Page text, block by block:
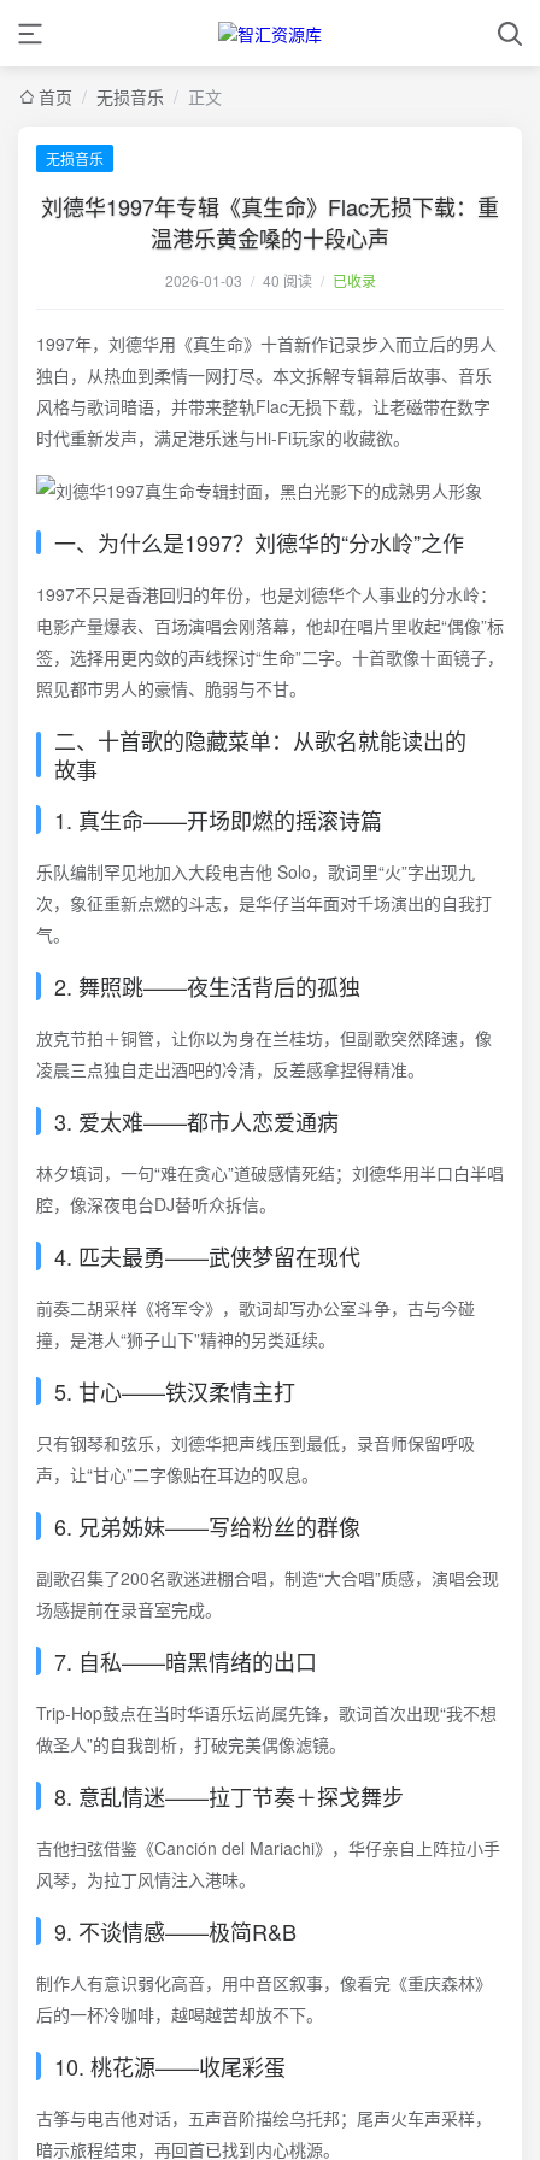
首页 / 无损音乐 / 正文
无损音乐
刘德华1997年专辑《真生命》Flac无损下载：重
温港乐黄金嗓的十段心声
2026-01-03 / 40 阅读 / 已收录
1997年，刘德华用《真生命》十首新作记录步入而立后的男人
独白，从热血到柔情一网打尽。本文拆解专辑幕后故事、音乐
风格与歌词暗语，并带来整轨Flac无损下载，让老磁带在数字
时代重新发声，满足港乐迷与Hi-Fi玩家的收藏欲。
一、为什么是1997？刘德华的“分水岭”之作
1997不只是香港回归的年份，也是刘德华个人事业的分水岭：
电影产量爆表、百场演唱会刚落幕，他却在唱片里收起“偶像”标
签，选择用更内敛的声线探讨“生命”二字。十首歌像十面镜子，
照见都市男人的豪情、脆弱与不甘。
二、十首歌的隐藏菜单：从歌名就能读出的
故事
1. 真生命——开场即燃的摇滚诗篇
乐队编制罕见地加入大段电吉他 Solo，歌词里“火”字出现九
次，象征重新点燃的斗志，是华仔当年面对千场演出的自我打
气。
2. 舞照跳——夜生活背后的孤独
放克节拍＋铜管，让你以为身在兰桂坊，但副歌突然降速，像
凌晨三点独自走出酒吧的冷清，反差感拿捏得精准。
3. 爱太难——都市人恋爱通病
林夕填词，一句“难在贪心”道破感情死结；刘德华用半口白半唱
腔，像深夜电台DJ替听众拆信。
4. 匹夫最勇——武侠梦留在现代
前奏二胡采样《将军令》，歌词却写办公室斗争，古与今碰
撞，是港人“狮子山下”精神的另类延续。
5. 甘心——铁汉柔情主打
只有钢琴和弦乐，刘德华把声线压到最低，录音师保留呼吸
声，让“甘心”二字像贴在耳边的叹息。
6. 兄弟姊妹——写给粉丝的群像
副歌召集了200名歌迷进棚合唱，制造“大合唱”质感，演唱会现
场感提前在录音室完成。
7. 自私——暗黑情绪的出口
Trip-Hop鼓点在当时华语乐坛尚属先锋，歌词首次出现“我不想
做圣人”的自我剖析，打破完美偶像滤镜。
8. 意乱情迷——拉丁节奏＋探戈舞步
吉他扫弦借鉴《Canción del Mariachi》，华仔亲自上阵拉小手
风琴，为拉丁风情注入港味。
9. 不谈情感——极简R&B
制作人有意识弱化高音，用中音区叙事，像看完《重庆森林》
后的一杯冷咖啡，越喝越苦却放不下。
10. 桃花源——收尾彩蛋
古筝与电吉他对话，五声音阶描绘乌托邦；尾声火车声采样，
暗示旅程结束，再回首已找到内心桃源。